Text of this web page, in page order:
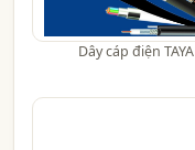
Dây cáp điện TAYA